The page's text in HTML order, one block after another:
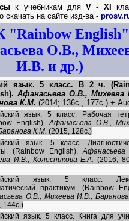
к учебникам дляV - XI
скачать на сайте изд-ва -
"Rainbow English"
О.В.,
И.В. и др.)
язык. 5 класс. В 2 ч.
Афанасьева О.В., Михеева
К.М. (2014; 136c., 177с.) +
язык. 5 класс. Рабочая
English).Афанасьева О.В.,
К.М. (2015, 128c.)
язык. 5 класс.
(Rainbow English).
И.В., Колесникова Е.А. (2016,
язык. 5 класс.
практикум. (Rainbow
О.В., Михеева И.В.,
144c.)
язык. 5 класс. Книга для